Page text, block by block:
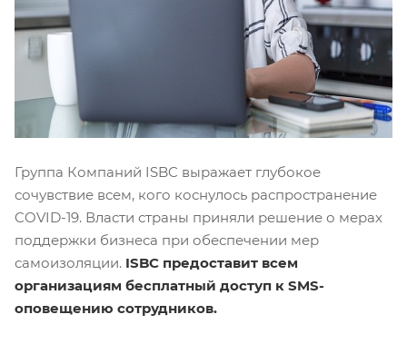
Группа Компаний ISBC выражает глубокое
сочувствие всем, кого коснулось распространение
COVID-19. Власти страны приняли решение о мерах
поддержки бизнеса при обеспечении мер
самоизоляции. ISBC предоставит всем
организациям бесплатный доступ к SMS-
оповещению сотрудников.